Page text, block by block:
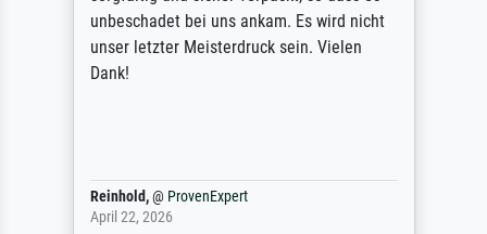
unbeschadet bei uns ankam. Es wird nicht
unser letzter Meisterdruck sein. Vielen
Dank!
Reinhold,@ ProvenExpert
April 22, 2026